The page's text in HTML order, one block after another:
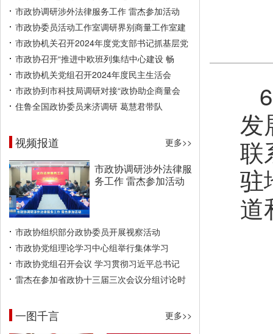
市政协调研涉外法律服务工作 雷杰参加活动
市政协委员活动工作室调研界别商量工作室建
市政协机关召开2024年度党支部书记抓基层党
市政协召开“推进中欧班列集结中心建设 畅
市政协机关党组召开2024年度民主生活会
市政协到市科技局调研对接“政协助企商量会
住鲁全国政协委员来济调研 葛慧君带队
视频报道 更多>>
市政协调研涉外法律服
务工作 雷杰参加活动
市政协组织部分政协委员开展视察活动
市政协党组理论学习中心组举行集体学习
市政协党组召开会议 学习贯彻习近平总书记
雷杰在参加省政协十三届三次会议分组讨论时
一图千言 更多>>
发
联
驻
道